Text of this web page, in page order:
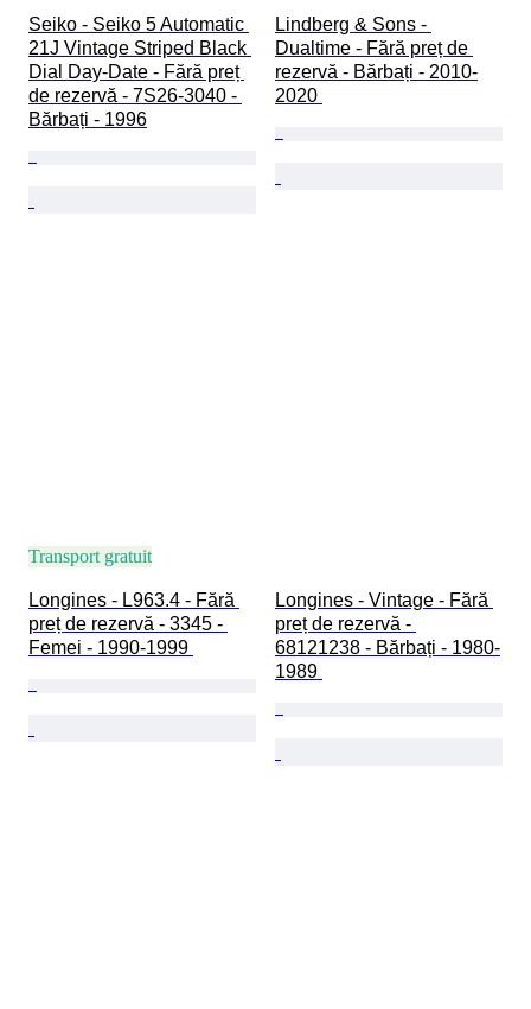
Seiko - Seiko 5 Automatic
21J Vintage Striped Black
Dial Day-Date - Fără preț
de rezervă - 7S26-3040 -
Bărbați - 1996
Lindberg & Sons -
Dualtime - Fără preț de
rezervă - Bărbați - 2010-
2020
Transport gratuit
Longines - L963.4 - Fără
preț de rezervă - 3345 -
Femei - 1990-1999
Longines - Vintage - Fără
preț de rezervă -
68121238 - Bărbați - 1980-
1989